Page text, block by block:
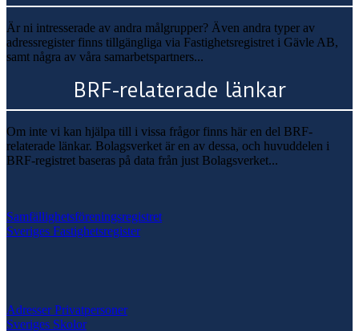
Är ni intresserade av andra målgrupper? Även andra typer av
adressregister finns tillgängliga via Fastighetsregistret i Gävle AB,
samt några av våra samarbetspartners...
BRF-relaterade länkar
Om inte vi kan hjälpa till i vissa frågor finns här en del BRF-
relaterade länkar. Bolagsverket är en av dessa, och huvuddelen i
BRF-registret baseras på data från just Bolagsverket...
Samfällighetsföreningsregistret
Sveriges Fastighetsregister
Adresser Privatpersoner
Sveriges Skolor